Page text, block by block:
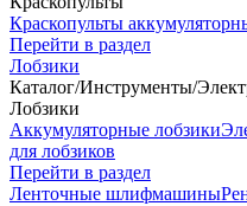
Краскопульты
Перейти в раздел
Лобзики
Каталог/Инструменты/
Лобзики
Аккумуляторные лобзики
для лобзиков
Перейти в раздел
Ленточные шлифмашины